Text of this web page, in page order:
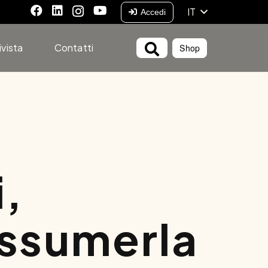
Accedi IT
Contatti Shop